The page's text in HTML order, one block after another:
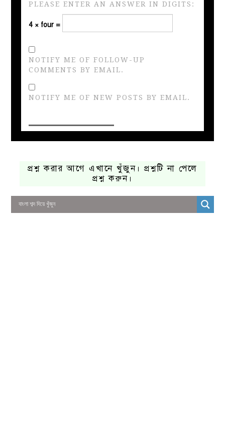
PLEASE ENTER AN ANSWER IN DIGITS:
4 × four =
NOTIFY ME OF FOLLOW-UP
COMMENTS BY EMAIL.
NOTIFY ME OF NEW POSTS BY EMAIL.
প্রশ্ন করার আগে এখানে খুঁজুন। প্রশ্নটি না পেলে
প্রশ্ন করুন।